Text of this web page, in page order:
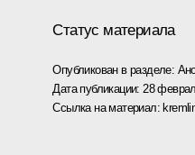
Статус материала
Опубликован в разделе:
Дата публикации: 28
Ссылка на материал: